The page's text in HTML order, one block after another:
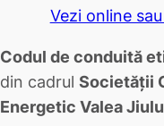
Vezi online
Codul de conduită
din cadrul Societăţii
Energetic Valea